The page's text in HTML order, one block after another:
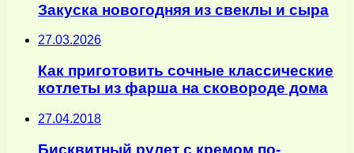
Закуска новогодняя из свеклы и сыра
27.03.2026
Как приготовить сочные классические
котлеты из фарша на сковороде дома
27.04.2018
Бисквитный рулет с кремом по-